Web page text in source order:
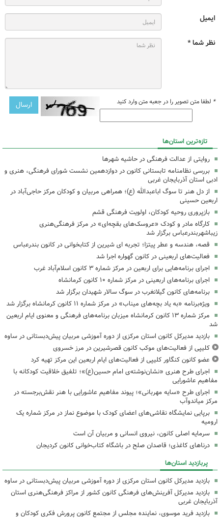
ایمیل
نظر شما *
* لطفا متن تصویر را در جعبه متن وارد کنید
تازه‌ترین استان‌ها
روایتی از عدالت فرهنگی در حاشیه شهرها
بررسی نظامنامه تابستانی کانون در دوازدهمین نشست شورای فرهنگی، هنری و
ادبی استان آذربایجان غربی
از دل هنر تا سوگ اباعبدالله (ع)؛ همراهی مربیان و کودکان مرکز حاجی‌آباد در
اربعین حسینی
بازپروری روحیه کودکان، اولویت فرهنگی قشم
کارگاه مادر و کودک «عروسک‌های بقچه‌ای» در مرکز فرهنگی‌هنری
زیباشهربندرعباس برگزار شد
قصه، هندسه و عطر پیتزا؛ تجربه ای شیرین از کتابخوانی در کانون بندرعباس
فعالیت‌های اربعینی در کانون گهواره اجرا شد
اجرای برنامه‌هایی برای اربعین در مرکز شماره ۳ کانون اسلام‌آباد غرب
اجرای برنامه‌های اربعینی در مرکز شماره ۱۰ کانون کرمانشاه
برنامه‌های کانون گیلانغرب در سوگ سالار شهیدان برگزار شد
ویژه‌برنامه «به یاد بچه‌های میناب» در مرکز شماره ۱۱ کانون کرمانشاه برگزار شد
مرکز شماره ۱۳ کانون کرمانشاه میزبان برنامه‌های فرهنگی و معنوی ایام اربعین
شد
بازدید مدیرکل کانون استان مرکزی از دوره آموزشی مربیان پیش‌دبستانی در ساوه
کلیپی از فعالیت‌های موکب کانون قصرشیرین در مرز خسروی
عضو کانون کنگاور کلیپی از فعالیت‌های ایام اربعین این مرکز تهیه کرد
اجرای طرح هنری «نشان‌نوشته‌ی امام حسین(ع)»؛ تلفیق خلاقیت کودکانه با
مفاهیم عاشورایی
اجرای طرح «سایه مهربانی»؛ پیوند مفاهیم عاشورایی با هنر نقش‌برجسته در
مرکز میاندوآب
برپایی نمایشگاه نقاشی‌های اعضای کودک با موضوع نماز در مرکز شماره یک
ارومیه
سرمایه اصلی کانون، نیروی انسانی و مربیان آن است
درناهای کاغذی؛ قاصدان صلح در باشگاه کتاب‌خوانی کانون کردیجان
پربازدید استان‌ها
بازدید مدیرکل کانون استان مرکزی از دوره آموزشی مربیان پیش‌دبستانی در ساوه
بازدید مدیرکل آفرینش‌های فرهنگی کانون کشور از مراکز فرهنگی‌هنری استان
آذربایجان غربی
بازدید فرید موسوی، نماینده مجلس از مجتمع کانون پرورش فکری کودکان و